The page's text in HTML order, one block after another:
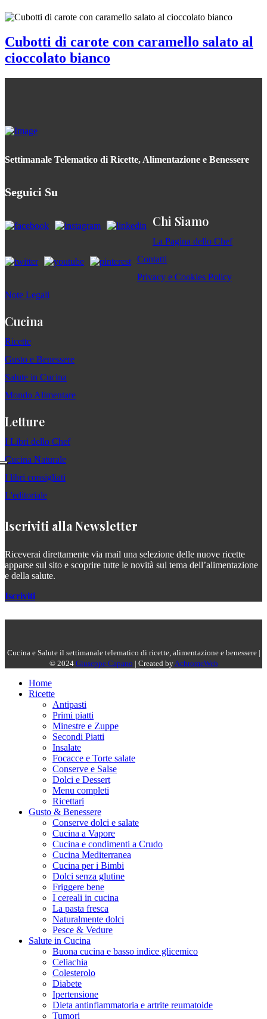
Cubotti di carote con caramello salato al
cioccolato bianco
Settimanale Telematico di Ricette, Alimentazione e Benessere
Seguici Su
Chi Siamo
La Pagina dello Chef
Contatti
Privacy e Cookies Policy
Note Legali
Cucina
Ricette
Gusto e Benessere
Salute in Cucina
Mondo Alimentare
Letture
I Libri dello Chef
Cucina Naturale
I libri consigliati
L'editoriale
Iscriviti alla Newsletter
Riceverai direttamente via mail una selezione delle nuove ricette
apparse sul sito e scoprire tutte le novità sul tema dell’alimentazione
e della salute.
Iscriviti
Cucina e Salute il settimanale telematico di ricette, alimentazione e benessere |
© 2024 Giuseppe Capano | Created byAchromeWeb
Home
Ricette
Antipasti
Primi piatti
Minestre e Zuppe
Secondi Piatti
Insalate
Focacce e Torte salate
Conserve e Salse
Dolci e Dessert
Menu completi
Ricettari
Gusto & Benessere
Conserve dolci e salate
Cucina a Vapore
Cucina e condimenti a Crudo
Cucina Mediterranea
Cucina per i Bimbi
Dolci senza glutine
Friggere bene
I cereali in cucina
La pasta fresca
Naturalmente dolci
Pesce & Vedure
Salute in Cucina
Buona cucina e basso indice glicemico
Celiachia
Colesterolo
Diabete
Ipertensione
Dieta antinfiammatoria e artrite reumatoide
Tumori